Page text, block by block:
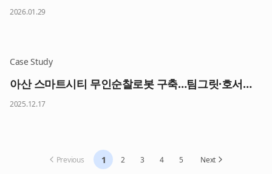
2026.01.29
Case Study
아산 스마트시티 무인순찰로봇 구축…팀그릿·호서대 협력 본격화
2025.12.17
Previous 1 2 3 4 5 Next